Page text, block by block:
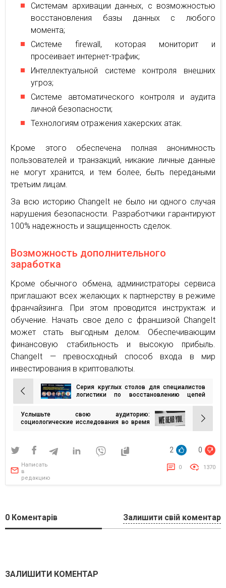
Системам архивации данных, с возможностью
восстановления базы данных с любого
момента;
Системе firewall, которая мониторит и
просеивает интернет-трафик;
Интеллектуальной системе контроля внешних
угроз;
Системе автоматического контроля и аудита
личной безопасности;
Технологиям отражения хакерских атак.
Кроме этого обеспечена полная анонимность
пользователей и транзакций, никакие личные данные
не могут хранится, и тем более, быть передаными
третьим лицам.
За всю историю ChangeIt не было ни одного случая
нарушения безопасности. Разработчики гарантируют
100% надежность и защищенность сделок.
Возможность дополнительного
заработка
Кроме обычного обмена, администраторы сервиса
приглашают всех желающих к партнерству в режиме
франчайзинга. При этом проводится инструктаж и
обучение. Начать свое дело с франшизой ChangeIt
может стать выгодным делом. Обеспечивающим
финансовую стабильность и высокую прибыль.
ChangeIt — превосходный способ входа в мир
инвестирования в криптовалюты.
Навигация
по
записям
Серия круглых столов для специалистов
логистики по восстановлению цепей
Услышьте свою аудиторию:
социологические исследования во время
2 0
Написать
в
редакцию
0 1370
0 Коментарів Залишити свій коментар
ЗАЛИШИТИ КОМЕНТАР